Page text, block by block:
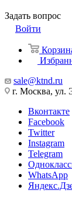
Задать вопрос
Войти
sale@ktnd.ru
г. Москва, ул.
Вконтакте
Facebook
Twitter
Instagram
Telegram
WhatsApp